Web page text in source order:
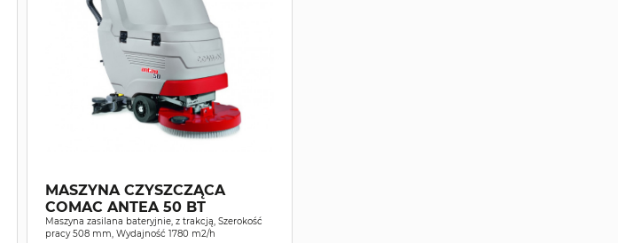
MASZYNA CZYSZCZĄCA
COMAC ANTEA 50 BT
Maszyna zasilana bateryjnie, z trakcją, Szerokość
pracy 508 mm, Wydajność 1780 m2/h